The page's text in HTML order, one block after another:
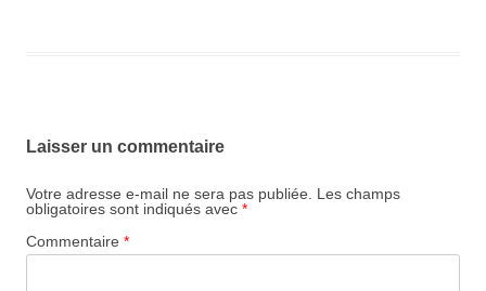
Laisser un commentaire
Votre adresse e-mail ne sera pas publiée.
Les champs
obligatoires sont indiqués avec *
Commentaire *